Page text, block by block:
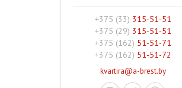
+375 (33) 315-51-51
+375 (29) 315-51-51
+375 (162) 51-51-71
+375 (162) 51-51-72
kvartira@a-brest.by